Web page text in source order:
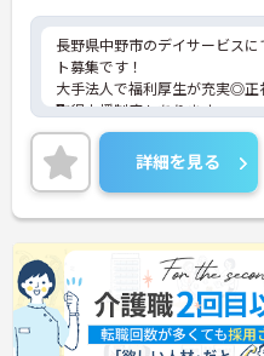
長野県中野市のデイサービス
ト募集です！
大手法人で福利厚生が充実◎正
取得支援制度もあります。
様々なライフステージにおい
うな体制が整っています。
ご興味のある方には、面接対
詳細をお話いたしますので、
い。
詳細を見る